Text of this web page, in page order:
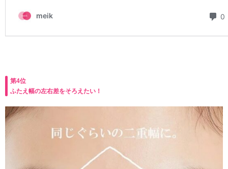
第4位
ふたえ幅の左右差をそろえたい！